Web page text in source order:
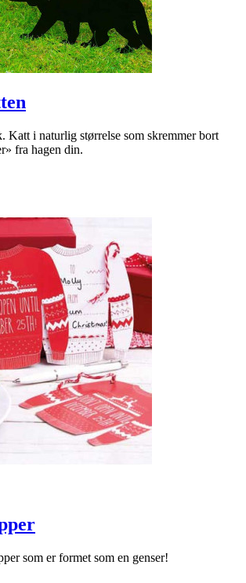
Katt i naturlig størrelse som skremmer bort
fra hagen din.
som er formet som en genser!